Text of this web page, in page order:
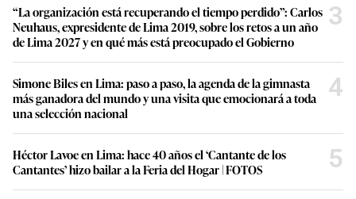
“La organización está recuperando el tiempo perdido”: Carlos
Neuhaus, expresidente de Lima 2019, sobre los retos a un año
de Lima 2027 y en qué más está preocupado el Gobierno
3
Simone Biles en Lima: paso a paso, la agenda de la gimnasta
más ganadora del mundo y una visita que emocionará a toda
una selección nacional
4
Héctor Lavoe en Lima: hace 40 años el ‘Cantante de los
Cantantes’ hizo bailar a la Feria del Hogar | FOTOS
5